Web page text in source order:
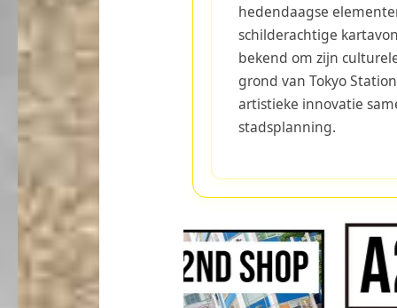
hedendaagse
schilderachtige
bekend om zijn
grond van Tokyo
artistieke innovatie
stadsplanning.